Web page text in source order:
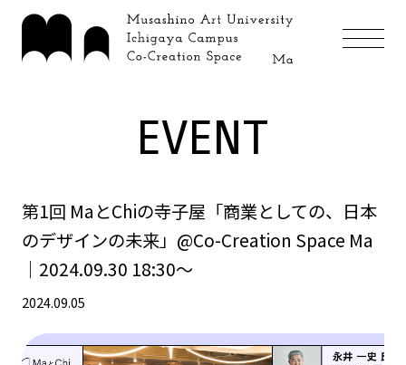
EVENT
第1回 MaとChiの寺子屋「商業としての、日本
のデザインの未来」@Co-Creation Space Ma
｜2024.09.30 18:30〜
2024.09.05